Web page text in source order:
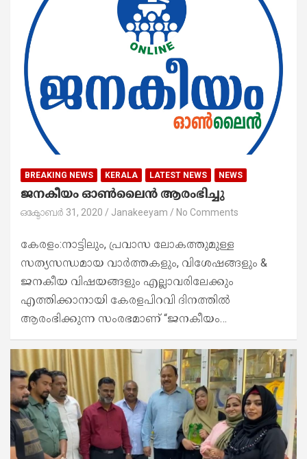
BREAKING NEWS KERALA LATEST NEWS NEWS
ജനകീയം ഓൺലൈൻ ആരംഭിച്ചു
ഒക്ടോബർ 31, 2020 Janakeeyam No Comments
കേരളം:നാട്ടിലും, പ്രവാസ ലോകത്തുമുള്ള
സത്യസന്ധമായ വാർത്തകളും, വിശേഷങ്ങളും &
ജനകീയ വിഷയങ്ങളും എല്ലാവരിലേക്കും
എത്തിക്കാനായി കേരളപിറവി ദിനത്തിൽ
ആരംഭിക്കുന്ന സംരഭമാണ് “ജനകീയം…